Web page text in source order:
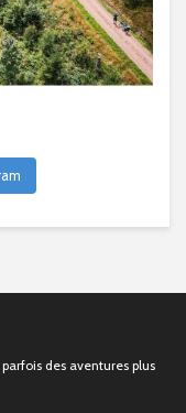
des aventures plus